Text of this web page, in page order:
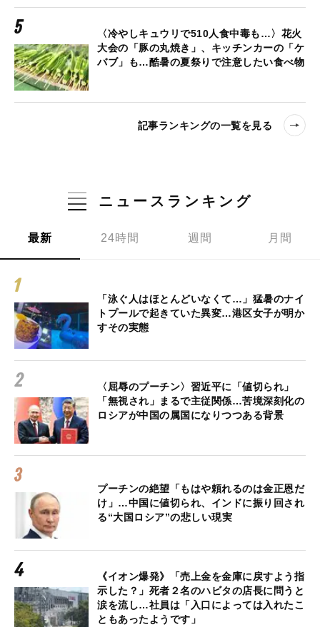
〈冷やしキュウリで510人食中毒も…〉花火
大会の「豚の丸焼き」、キッチンカーの「ケ
バブ」も…酷暑の夏祭りで注意したい食べ物
記事ランキングの一覧を見る
ニュースランキング
最新 24時間 週間 月間
「泳ぐ人はほとんどいなくて…」猛暑のナイ
トプールで起きていた異変…港区女子が明か
すその実態
〈屈辱のプーチン〉習近平に「値切られ」
「無視され」まるで主従関係…苦境深刻化の
ロシアが中国の属国になりつつある背景
プーチンの絶望「もはや頼れるのは金正恩だ
け」…中国に値切られ、インドに振り回され
る“大国ロシア”の悲しい現実
《イオン爆発》「売上金を金庫に戻すよう指
示した？」死者２名のハビタの店長に問うと
涙を流し…社員は「入口によっては入れたこ
ともあったようです」